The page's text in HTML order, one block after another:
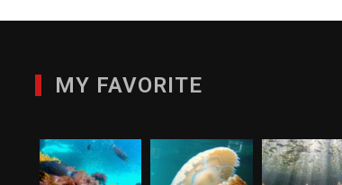
MY FAVORITE